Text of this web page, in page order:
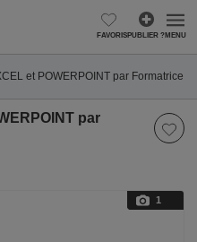
FAVORISPUBLIER ?MENU
et POWERPOINT par Formatrice
par
1